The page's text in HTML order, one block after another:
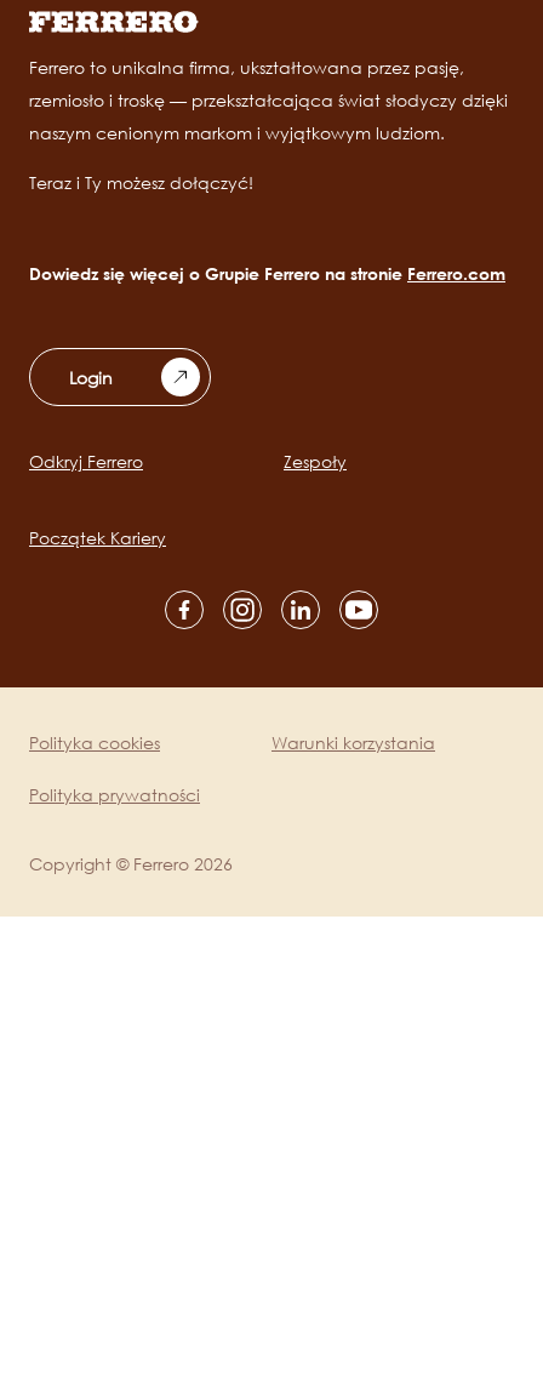
Ferrero to unikalna firma, ukształtowana przez pasję,
rzemiosło i troskę — przekształcająca świat słodyczy dzięki
naszym cenionym markom i wyjątkowym ludziom.
Teraz i Ty możesz dołączyć!
Dowiedz się więcej o Grupie Ferrero na stronie Ferrero.com
Login
Main
Odkryj Ferrero Zespoły
Początek Kariery
mobile
Legal
Polityka cookies
Polityka prywatności
Warunki korzystania
Copyright © Ferrero 2026